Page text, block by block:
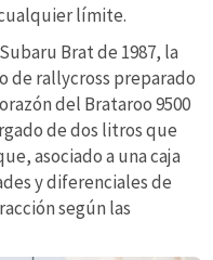
límite.
Brat de 1987, la
de rallycross preparado
del Brataroo 9500
de dos litros que
asociado a una caja
y diferenciales de
según las